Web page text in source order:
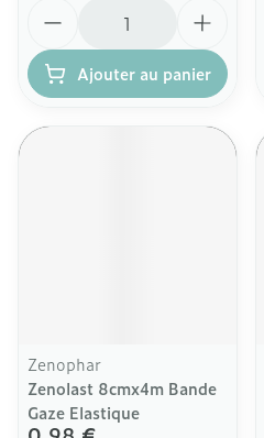
Ajouter au panier
Zenophar
Zenolast 8cmx4m Bande
Gaze Elastique